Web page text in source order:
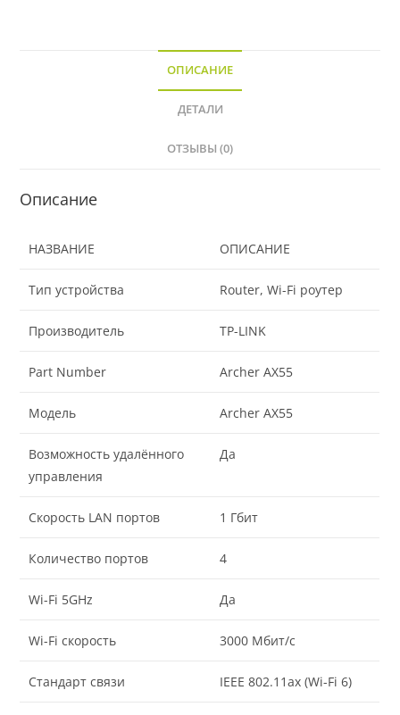
ОПИСАНИЕ
ДЕТАЛИ
ОТЗЫВЫ (0)
Описание
НАЗВАНИЕ ОПИСАНИЕ
Тип устройства Router, Wi-Fi роутер
Производитель TP-LINK
Part Number Archer AX55
Модель Archer AX55
Возможность удалённого
управления
Да
Скорость LAN портов 1 Гбит
Количество портов 4
Wi-Fi 5GHz Да
Wi-Fi скорость 3000 Мбит/с
Стандарт связи IEEE 802.11ax (Wi-Fi 6)